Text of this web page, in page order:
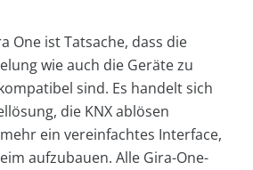
One ist Tatsache, dass die
wie auch die Geräte zu
sind. Es handelt sich
die KNX ablösen
ein vereinfachtes Interface,
aufzubauen. Alle Gira-One-